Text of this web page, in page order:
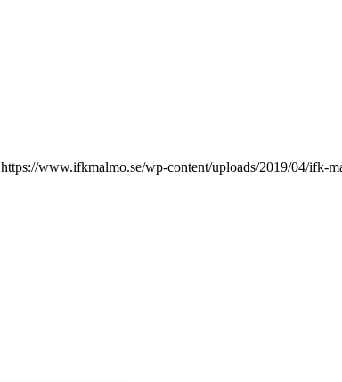
https://www.ifkmalmo.se/wp-content/uploads/2019/04/ifk-